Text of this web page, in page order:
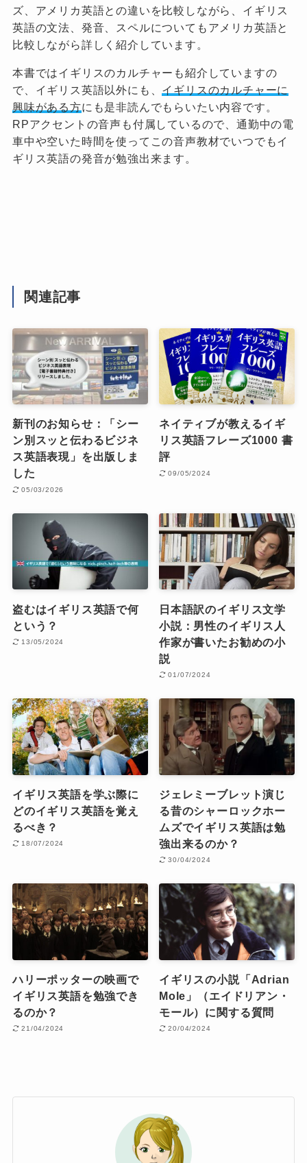
ズ、アメリカ英語との違いを比較しながら、イギリス
英語の文法、発音、スペルについてもアメリカ英語と
比較しながら詳しく紹介しています。
本書ではイギリスのカルチャーも紹介していますの
で、イギリス英語以外にも、 イギリスのカルチャーに
興味がある方にも是非読んでもらいたい内容です。
RPアクセントの音声も付属しているので、通勤中の電
車中や空いた時間を使ってこの音声教材でいつでもイ
ギリス英語の発音が勉強出来ます。
関連記事
新刊のお知らせ：「シー
ン別スッと伝わるビジネ
ス英語表現」を出版しま
した
05/03/2026
ネイティブが教えるイギ
リス英語フレーズ1000 書
評
09/05/2024
盗むはイギリス英語で何
という？
13/05/2024
日本語訳のイギリス文学
小説：男性のイギリス人
作家が書いたお勧めの小
説
01/07/2024
イギリス英語を学ぶ際に
どのイギリス英語を覚え
るべき？
18/07/2024
ジェレミーブレット演じ
る昔のシャーロックホー
ムズでイギリス英語は勉
強出来るのか？
30/04/2024
ハリーポッターの映画で
イギリス英語を勉強でき
るのか？
21/04/2024
イギリスの小説「Adrian
Mole」（エイドリアン・
モール）に関する質問
20/04/2024